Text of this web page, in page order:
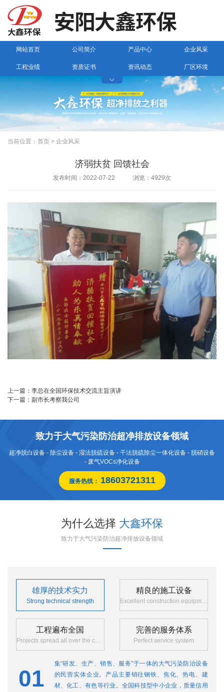
网站首页 公司简介 产品中心 企业风采
工程业绩 资质证书 资讯动态 厂区环境
联系我们

当前位置： 首页 > 企业风采
济弱扶贫 回馈社会
发布时间：2022-07-22 浏览：4929次
上一篇： 李总在全国环保技术交流主旨演讲
下一篇： 副市长考察我公司
致力于大气污染防治超净排放设备领域
超净脱白设备 - 除尘设备 - 湿法脱硫设备 - 干法脱硫除尘一体化设备 - 脱硝设备
- 废气VOCs净化设备
服务热线： 18603721311
为什么选择 大鑫环保
致力于大气污染防治超净排放设备领域
雄厚的技术实力
Strong technical strength
精良的施工设备
Excellent construction equipment
工程遍布全国
Projects spread all over the country
完善的服务体系
Perfect service system
01
集“研发、生产、销售、服务”于一体的大气污染防治设备
的民营实体企业。产品主要销往钢铁、焦化、热电、建
材、化工、有色等行业。全国科技型中小企业，质量信用